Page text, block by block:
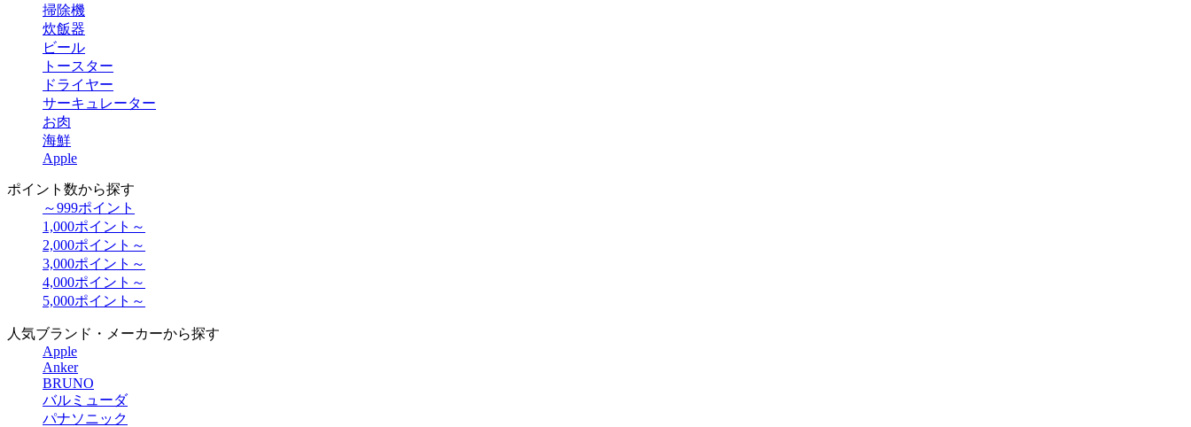
掃除機
炊飯器
ビール
トースター
ドライヤー
サーキュレーター
お肉
海鮮
Apple
ポイント数から探す
～999ポイント
1,000ポイント～
2,000ポイント～
3,000ポイント～
4,000ポイント～
5,000ポイント～
人気ブランド・メーカーから探す
Apple
Anker
BRUNO
バルミューダ
パナソニック